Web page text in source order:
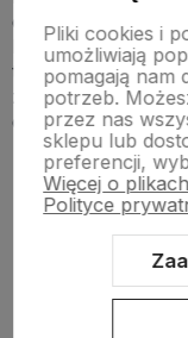
dekorację na
Karnawał czy
tworzą nastrój,
zgromadzonym.
dekorację o tę
Pliki cookies i
umożliwiają
pomagają nam
potrzeb.
przez nas
sklepu lub
preferencji,
Więcej o
Polityce